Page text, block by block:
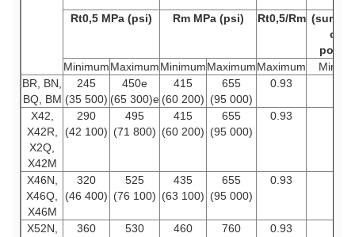
Rt0,5 MPa (psi) Rm MPa (psi) Rt0,5/Rm (sur 50
ou 2
MinimumMaximumMinimumMaximumMaximum
BR, BN,
BQ, BM
245
(35 500)
450e
(65 300)e
415
(60 200)
655
(95 000)
0.93
X42,
X42R,
X2Q,
X42M
290
(42 100)
495
(71 800)
415
(60 200)
655
(95 000)
0.93
X46N,
X46Q,
X46M
320
(46 400)
525
(76 100)
435
(63 100)
655
(95 000)
0.93
X52N,
360
530
460
760
0.93